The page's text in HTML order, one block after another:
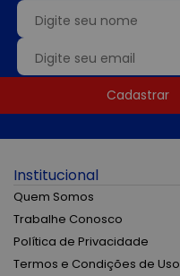
Cadastrar
Institucional
Quem Somos
Trabalhe Conosco
Política de Privacidade
Termos e Condições de Uso